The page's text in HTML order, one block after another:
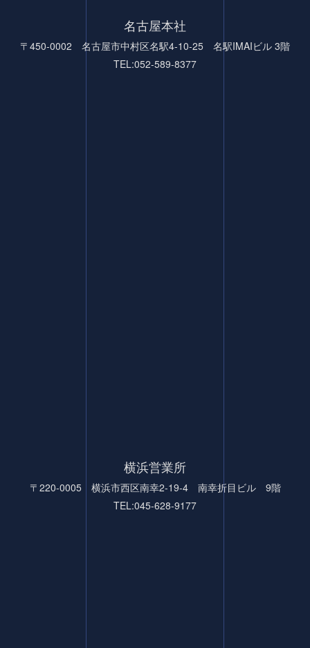
名古屋本社
〒450-0002 名古屋市中村区名駅4-10-25 名駅IMAIビル 3階
TEL:052-589-8377
横浜営業所
〒220-0005 横浜市西区南幸2-19-4 南幸折目ビル 9階
TEL:045-628-9177